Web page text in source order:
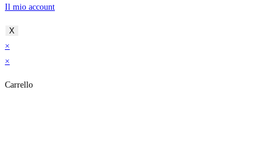
Il mio account
X
×
×
Carrello